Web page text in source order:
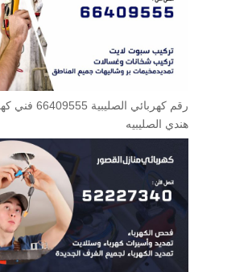
رقم كهربائي
هندي الصليبيه